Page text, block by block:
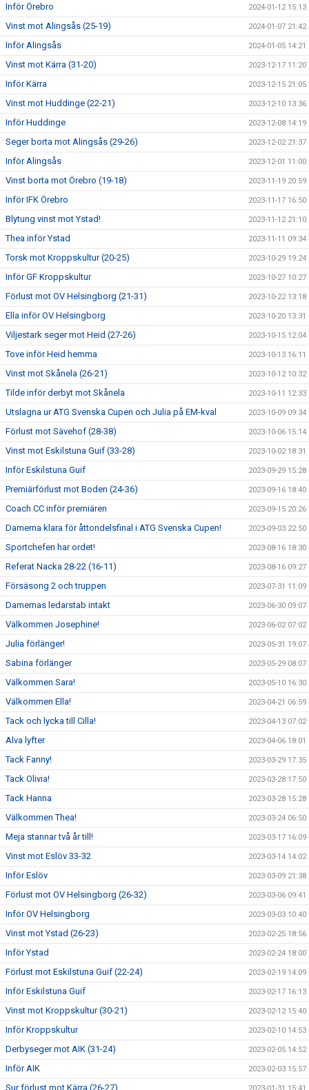
Inför Örebro 2024-01-12 15:13
Vinst mot Alingsås (25-19) 2024-01-07 21:42
Inför Alingsås 2024-01-05 14:21
Vinst mot Kärra (31-20) 2023-12-17 11:20
Inför Kärra 2023-12-15 21:05
Vinst mot Huddinge (22-21) 2023-12-10 13:36
Inför Huddinge 2023-12-08 14:19
Seger borta mot Alingsås (29-26) 2023-12-02 21:37
Inför Alingsås 2023-12-01 11:00
Vinst borta mot Örebro (19-18) 2023-11-19 20:59
Inför IFK Örebro 2023-11-17 16:50
Blytung vinst mot Ystad! 2023-11-12 21:10
Thea inför Ystad 2023-11-11 09:34
Torsk mot Kroppskultur (20-25) 2023-10-29 19:24
Inför GF Kroppskultur 2023-10-27 10:27
Förlust mot OV Helsingborg (21-31) 2023-10-22 13:18
Ella inför OV Helsingborg 2023-10-20 13:31
Viljestark seger mot Heid (27-26) 2023-10-15 12:04
Tove inför Heid hemma 2023-10-13 16:11
Vinst mot Skånela (26-21) 2023-10-12 10:32
Tilde inför derbyt mot Skånela 2023-10-11 12:33
Utslagna ur ATG Svenska Cupen och Julia på EM-kval 2023-10-09 09:34
Förlust mot Sävehof (28-38) 2023-10-06 15:14
Vinst mot Eskilstuna Guif (33-28) 2023-10-02 18:31
Inför Eskilstuna Guif 2023-09-29 15:28
Premiärförlust mot Boden (24-36) 2023-09-16 18:40
Coach CC inför premiären 2023-09-15 20:26
Damerna klara för åttondelsfinal i ATG Svenska Cupen! 2023-09-03 22:50
Sportchefen har ordet! 2023-08-16 18:30
Referat Nacka 28-22 (16-11) 2023-08-16 09:27
Försäsong 2 och truppen 2023-07-31 11:09
Damernas ledarstab intakt 2023-06-30 09:07
Välkommen Josephine! 2023-06-02 07:02
Julia förlänger! 2023-05-31 19:07
Sabina förlänger 2023-05-29 08:07
Välkommen Sara! 2023-05-10 16:30
Välkommen Ella! 2023-04-21 06:59
Tack och lycka till Cilla! 2023-04-13 07:02
Alva lyfter 2023-04-06 18:01
Tack Fanny! 2023-03-29 17:35
Tack Olivia! 2023-03-28 17:50
Tack Hanna 2023-03-28 15:28
Välkommen Thea! 2023-03-24 06:50
Meja stannar två år till! 2023-03-17 16:09
Vinst mot Eslöv 33-32 2023-03-14 14:02
Inför Eslöv 2023-03-09 21:38
Förlust mot OV Helsingborg (26-32) 2023-03-06 09:41
Inför OV Helsingborg 2023-03-03 10:40
Vinst mot Ystad (26-23) 2023-02-25 18:56
Inför Ystad 2023-02-24 18:00
Förlust mot Eskilstuna Guif (22-24) 2023-02-19 14:09
Inför Eskilstuna Guif 2023-02-17 16:13
Vinst mot Kroppskultur (30-21) 2023-02-12 15:40
Inför Kroppskultur 2023-02-10 14:53
Derbyseger mot AIK (31-24) 2023-02-05 14:52
Inför AIK 2023-02-03 15:57
Sur förlust mot Kärra (26-27)